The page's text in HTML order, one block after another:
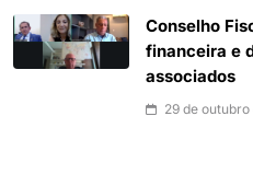
Conselho
financeira e
associados
29 de